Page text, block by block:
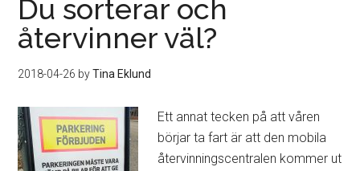
Du sorterar och
återvinner väl?
2018-04-26 byTina Eklund
Ett annat tecken på att våren
börjar ta fart är att den mobila
återvinningscentralen kommer ut